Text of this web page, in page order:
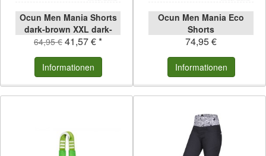
Ocun Men Mania Shorts
dark-brown XXL dark-
brown | XXL
64,95 € 41,57 € *
Informationen
Ocun Men Mania Eco
Shorts
74,95 €
Informationen